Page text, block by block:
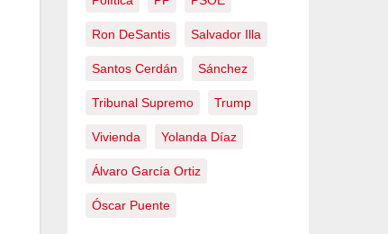
Ron DeSantis Salvador Illa
Santos Cerdán Sánchez
Tribunal Supremo Trump
Vivienda Yolanda Díaz
Álvaro García Ortiz
Óscar Puente